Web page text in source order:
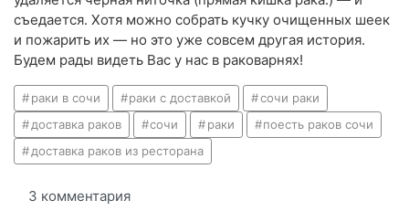
съедается. Хотя можно собрать кучку очищенных шеек
и пожарить их — но это уже совсем другая история.
Будем рады видеть Вас у нас в раковарнях!
раки в сочи раки с доставкой
сочи раки
доставка раков
сочи раки
поесть раков сочи
доставка раков из ресторана
3 комментария